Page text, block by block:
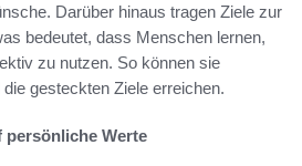
Darüber hinaus tragen Ziele zur
bedeutet, dass Menschen lernen,
zu nutzen. So können sie
gesteckten Ziele erreichen.
persönliche Werte